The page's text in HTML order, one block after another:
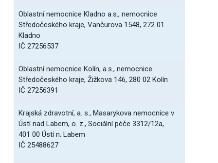
Oblastní nemocnice Kladno a.s., nemocnice
Středočeského kraje, Vančurova 1548, 272 01
Kladno
IČ 27256537
Oblastní nemocnice Kolín, a.s., nemocnice
Středočeského kraje, Žižkova 146, 280 02 Kolín
IČ 27256391
Krajská zdravotní, a. s., Masarykova nemocnice v
Ústí nad Labem, o. z., Sociální péče 3312/12a,
401 00 Ústí n. Labem
IČ 25488627